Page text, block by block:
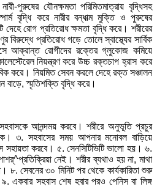
পুরুষের যৌনক্ষমতা পরিমিতমাত্রায় বৃদ্ধিসহ
বৃদ্ধি করে নারীর বন্ধাত্ম মুক্তি ও পুরুষের
রোগ প্রতিরোধ ক্ষমতা বৃদ্ধি করে। শরীরের
বিরুদ্ধে প্রতিরোধ গড়ে তোলে স্বাস্থ্যের সার্বিক
আক্রান্ত রোগীদের রক্তের গ্লুকোজ কমিয়ে
নিয়ন্ত্রণ করে উচ্চ রক্তচাপ হ্রাস করে
করে। নিয়মিত সেবন করলে দেহে রক্ত সঞ্চালন
স্মৃতিশক্তি বৃদ্ধি করে।
আনন্দময় করবে। শরীরে অনুভূতি প্রচুর
৩. সহবাসের সময় আপনার মনোবল বাড়িয়ে
সহায়তা করবে। ৫. সেনসিটিভিটি ভালো হয়। ৬.
নেই। শরীর ব্যথাও হয় না, মাথা
৮. সেবনের ৩০ মিনিট পর থেকে কার্যকারিতা শুরু
একবার সহবাস শেষ হবার পরও পেনিস বা লিঙ্গ